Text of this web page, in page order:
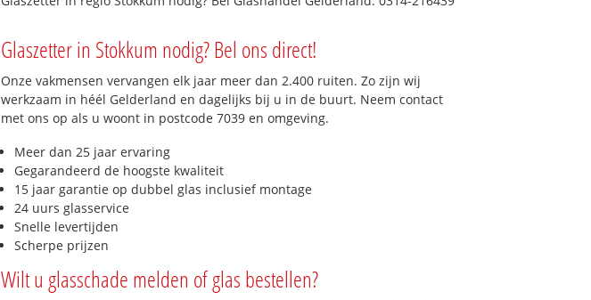
Glaszetter in Stokkum nodig? Bel ons direct!
Onze vakmensen vervangen elk jaar meer dan 2.400 ruiten. Zo zijn wij
werkzaam in héél Gelderland en dagelijks bij u in de buurt. Neem contact
met ons op als u woont in postcode 7039 en omgeving.
Meer dan 25 jaar ervaring
Gegarandeerd de hoogste kwaliteit
15 jaar garantie op dubbel glas inclusief montage
24 uurs glasservice
Snelle levertijden
Scherpe prijzen
Wilt u glasschade melden of glas bestellen?